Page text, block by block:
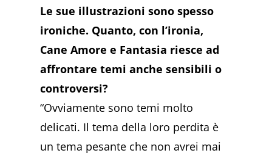
Le sue illustrazioni sono spesso
ironiche. Quanto, con l’ironia,
Cane Amore e Fantasia riesce ad
affrontare temi anche sensibili o
controversi?
“Ovviamente sono temi molto
delicati. Il tema della loro perdita è
un tema pesante che non avrei mai